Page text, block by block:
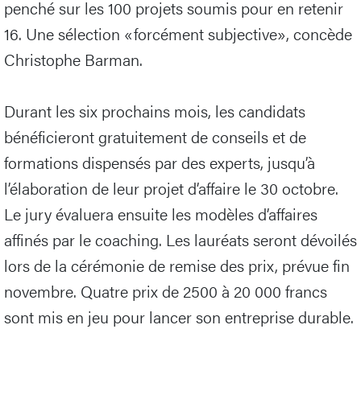
penché sur les 100 projets soumis pour en retenir
16. Une sélection «forcément subjective», concède
Christophe Barman.
Durant les six prochains mois, les candidats
bénéficieront gratuitement de conseils et de
formations dispensés par des experts, jusqu’à
l’élaboration de leur projet d’affaire le 30 octobre.
Le jury évaluera ensuite les modèles d’affaires
affinés par le coaching. Les lauréats seront dévoilés
lors de la cérémonie de remise des prix, prévue fin
novembre. Quatre prix de 2500 à 20 000 francs
sont mis en jeu pour lancer son entreprise durable.